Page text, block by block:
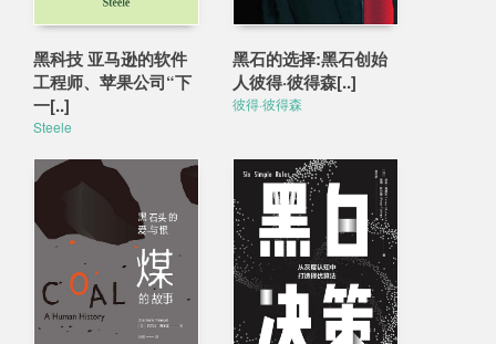
黑科技 亚马逊的软件
工程师、苹果公司“下
一[..]
Steele
黑石的选择:黑石创始
人彼得·彼得森[..]
彼得·彼得森